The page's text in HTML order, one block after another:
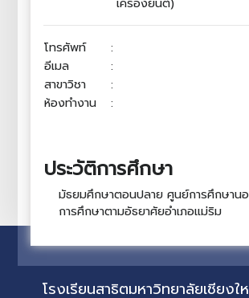
โทรศัพท์
:
อีเมล
:
สาขาวิชา
:
ห้องทำงาน
:
ประวัติการศึกษา
มัธยมศึกษาตอนปลาย ศูนย์การศึกษานอ
การศึกษาตามอัธยาศัยอำเภอแม่ริม
โรงเรียนสาธิตมหาวิทยาลัยเชียงใ